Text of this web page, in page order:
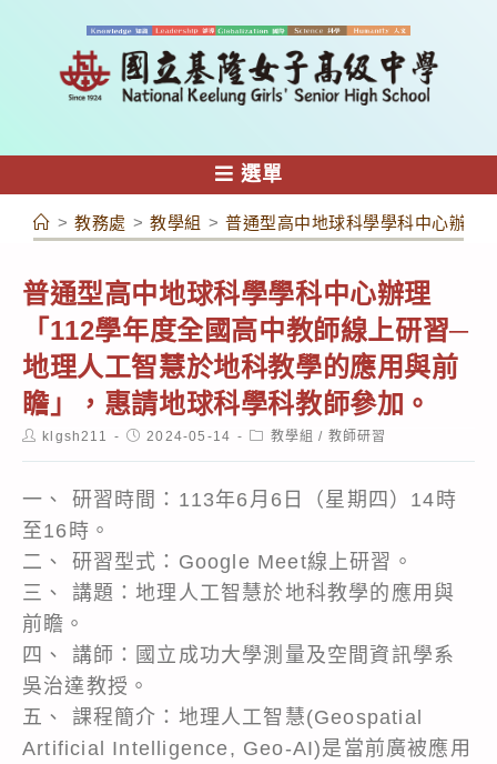
容
選單
> 教務處 > 教學組 > 普通型高中地球科學學科中心辦理
普通型高中地球科學學科中心辦理
「112學年度全國高中教師線上研習─
地理人工智慧於地科教學的應用與前
瞻」，惠請地球科學科教師參加。
Postklgsh211
Post2024-05-14
Post教學組 / 教師研習
一、 研習時間：113年6月6日（星期四）14時
至16時。
二、 研習型式：Google Meet線上研習。
三、 講題：地理人工智慧於地科教學的應用與
前瞻。
四、 講師：國立成功大學測量及空間資訊學系
吳治達教授。
五、 課程簡介：地理人工智慧(Geospatial
Artificial Intelligence, Geo-AI)是當前廣被應用